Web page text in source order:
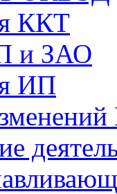
ККТ
и ЗАО
ИП